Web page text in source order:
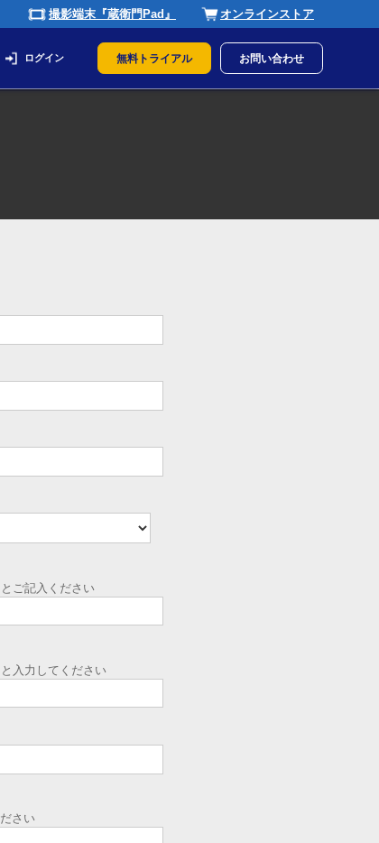
撮影端末『蔵衛門Pad』 オンラインストア
ログイン 無料トライアル お問い合わせ